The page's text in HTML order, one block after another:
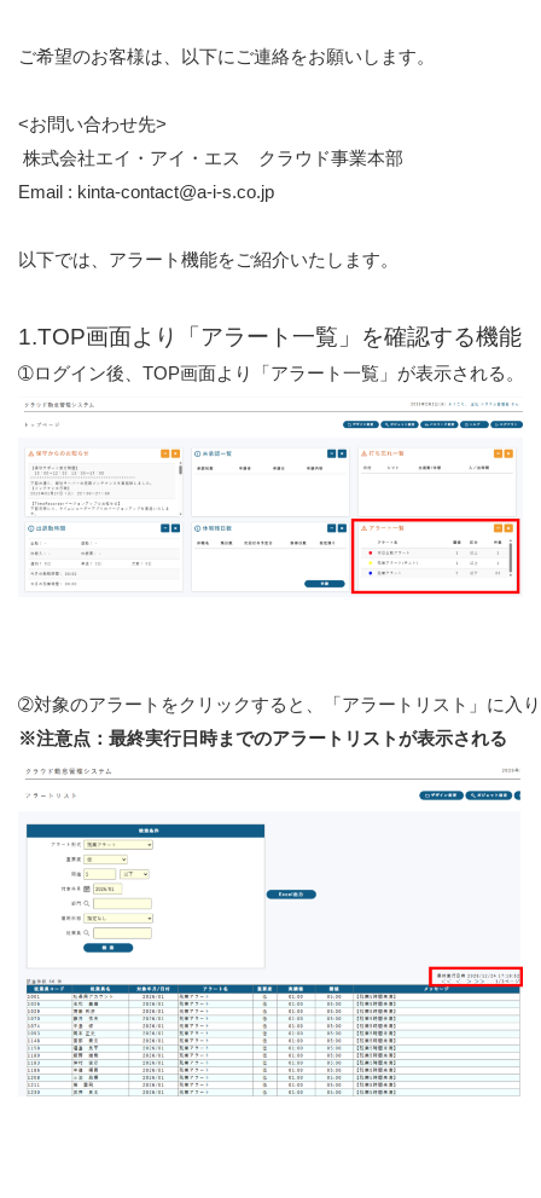
ご希望のお客様は、以下にご連絡をお願いします。
<お問い合わせ先>
株式会社エイ・アイ・エス　クラウド事業本部
Email : kinta-contact@a-i-s.co.jp
以下では、アラート機能をご紹介いたします。
1.TOP画面より「アラート一覧」を確認する機能
➀ログイン後、TOP画面より「アラート一覧」が表示される。
➁対象のアラートをクリックすると、「アラートリスト」に入
※注意点：最終実行日時までのアラートリストが表示される